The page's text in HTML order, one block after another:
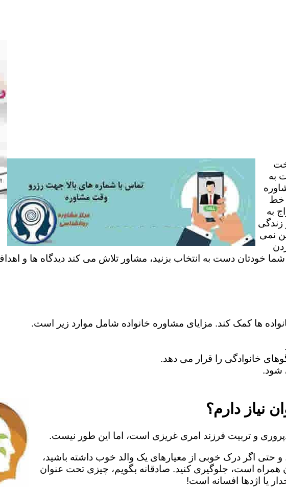
به
خط
به
زندگی
نمی
خودتان دست به انتخاب بزنید، مشاور تلاش می کند دیدگاه ها و
ها کمک کند. مزایای مشاوره خانواده شامل موارد زیر است.
خانوادگی را قرار می دهد.
شود.
نیاز دارم؟
و تربیت فرزند امری غریزی است، اما این طور نیست.
حتی اگر درک خوبی از معیارهای یک والد خوب داشته باشید،
همراه است، جلوگیری کنید. صادقانه بگویم، چیزی تحت عنوان
یا اژدها افسانه است!